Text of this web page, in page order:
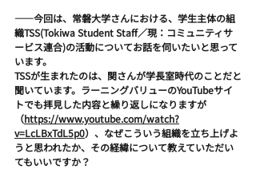
――今回は、常磐大学さんにおける、学生主体の組
織TSS(Tokiwa Student Staff／現：コミュニティサ
ービス連合)の活動についてお話を伺いたいと思って
います。
TSSが生まれたのは、関さんが学長室時代のことだと
聞いています。ラーニングバリューのYouTubeサイ
トでも拝見した内容と繰り返しになりますが
（https://www.youtube.com/watch?
v=LcLBxTdL5p0）、なぜこういう組織を立ち上げよ
うと思われたか、その経緯について教えていただい
てもいいですか？